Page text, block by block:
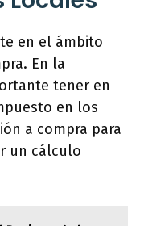
en el ámbito
En la
tener en
en los
a compra para
un cálculo